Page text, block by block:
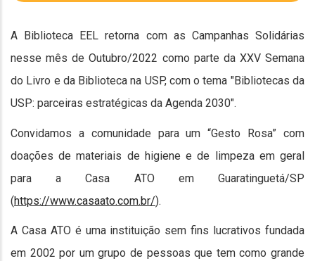
A Biblioteca EEL retorna com as Campanhas Solidárias
nesse mês de Outubro/2022 como parte da XXV Semana
do Livro e da Biblioteca na USP, com o tema "Bibliotecas da
USP: parceiras estratégicas da Agenda 2030".
Convidamos a comunidade para um “Gesto Rosa” com
doações de materiais de higiene e de limpeza em geral
para a Casa ATO em Guaratinguetá/SP
(https://www.casaato.com.br/).
A Casa ATO é uma instituição sem fins lucrativos fundada
em 2002 por um grupo de pessoas que tem como grande